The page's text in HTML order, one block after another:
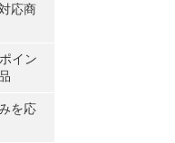
応商
イン
を応